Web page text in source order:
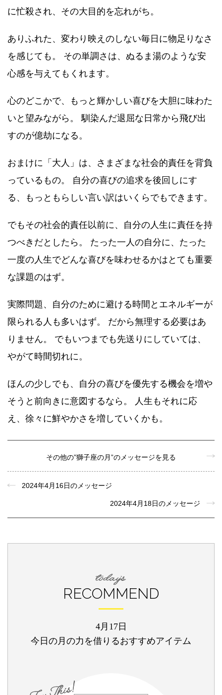
に忙殺され、その大目的を忘れがち。
ありふれた、変わり映えのしない毎日に物足りなさ
を感じても。 その単調さは、ぬるま湯のような安
心感を与えてもくれます。
心のどこかで、もっと輝かしい喜びを大胆に味わた
いと望みながら。 馴染んだ退屈な日常から飛び出
すのが億劫になる。
おまけに「大人」は、さまざまな社会的責任を背負
っているもの。 自分の喜びの追求を後回しにす
る、もっともらしい言い訳はいくらでもできます。
でもその社会的責任以前に、自分の人生に責任を持
つべきだとしたら。 たった一人の自分に、たった
一度の人生でどんな喜びを味わせるかはとても重要
な課題のはず。
実際問題、自分のために避ける時間とエネルギーが
限られる人も多いはず。 だから無理する必要はあ
りません。 でもいつまでも先送りにしていては、
やがて時間切れに。
ほんの少しでも、自分の喜びを優先する機会を増や
そうと前向きに意図するなら。 人生もそれに応
え、徐々に鮮やかさを増していくかも。
その他の”獅子座の月”のメッセージを見る
2024年4月16日のメッセージ
2024年4月18日のメッセージ
RECOMMEND
4月17日
今日の月の力を借りるおすすめアイテム